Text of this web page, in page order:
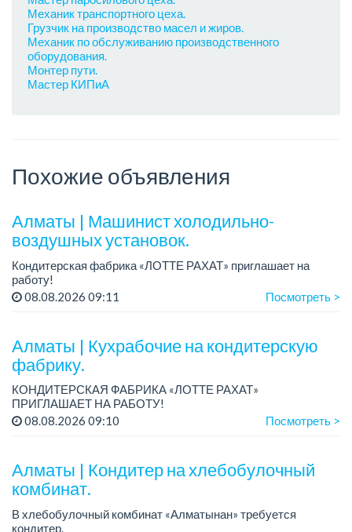
Механик транспортного цеха.
Грузчик на производство масел и жиров.
Механик по обслуживанию производственного
оборудования.
Монтер пути.
Мастер КИПиА
Похожие объявления
Алматы | Машинист холодильно-
воздушных установок.
Кондитерская фабрика «ЛОТТЕ РАХАТ» приглашает на
работу!
Зарплата: от 293 099 до 390 328 тенге.
08.08.2026 09:11 Посмотреть >
Алматы | Кухрабочие на кондитерскую
фабрику.
КОНДИТЕРСКАЯ ФАБРИКА «ЛОТТЕ РАХАТ»
ПРИГЛАШАЕТ НА РАБОТУ!
Зарплата: от 120 000 до 180 000 тенге.
08.08.2026 09:10 Посмотреть >
Алматы | Кондитер на хлебобулочный
комбинат.
В хлебобулочный комбинат «Алматынан» требуется
кондитер.